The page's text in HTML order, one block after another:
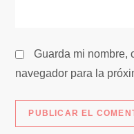
a
s
Guarda mi nombre,
navegador para la